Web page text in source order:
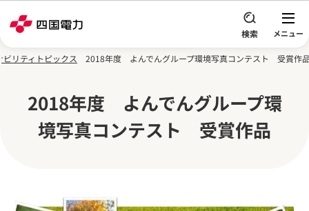
ビリティトピックス 2018年度 よんでんグループ環境写真コンテスト 受賞作
2018年度 よんでんグループ環
境写真コンテスト 受賞作品